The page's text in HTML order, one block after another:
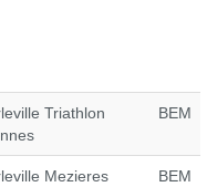
Triathlon
BEM
Mezieres
BEM